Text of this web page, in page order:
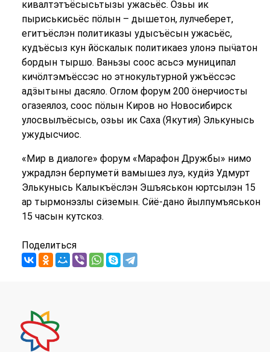
кивалтэтъёсысьтызы ужасьёс. Озьы ик
пыриськисьёс пӧлын – дышетон, лулчеберет,
егитъёслэн политиказы удысъёсын ужасьёс,
кудъёсыз кун йӧскалык политикаез улонэ пыӵатон
бордын тыршо. Ваньзы соос асьсэ муниципал
кичӧлтэмъёссэс но этнокультурной ужъёссэс
адӟытыны дасяло. Оглом форум 200 ӧнерчиосты
огазеялоз, соос пӧлын Киров но Новосибирск
улосвылъёсысь, озьы ик Саха (Якутия) Элькунысь
ужудысчиос.
«Мир в диалоге» форум «Марафон Дружбы» нимо
ужрадлэн берпуметӥ вамышез луэ, кудӥз Удмурт
Элькунысь Калыкъёслэн Эшъяськон юртсылэн 15
ар тырмонэзлы сӥземын. Сӥё-дано йылпумъяськон
15 часын кутскоз.
Поделиться